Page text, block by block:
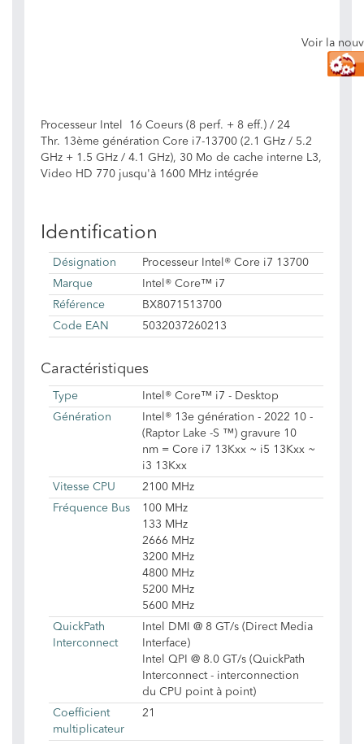
Voir la
Processeur Intel 16 Coeurs (8 perf. + 8 eff.) / 24
Thr. 13ème génération Core i7-13700 (2.1 GHz / 5.2
GHz + 1.5 GHz / 4.1 GHz), 30 Mo de cache interne L3,
Video HD 770 jusqu'à 1600 MHz intégrée
Identification
Désignation
Processeur Intel® Core i7 13700
Marque
Intel® Core™ i7
Référence
BX8071513700
Code EAN
5032037260213
Caractéristiques
Type
Intel® Core™ i7 - Desktop
Génération
Intel® 13e génération - 2022 10 -
(Raptor Lake -S ™) gravure 10
nm = Core i7 13Kxx ~ i5 13Kxx ~
i3 13Kxx
Vitesse CPU
2100 MHz
Fréquence Bus
100 MHz
133 MHz
2666 MHz
3200 MHz
4800 MHz
5200 MHz
5600 MHz
QuickPath
Interconnect
Intel DMI @ 8 GT/s (Direct Media
Interface)
Intel QPI @ 8.0 GT/s (QuickPath
Interconnect - interconnection
du CPU point à point)
Coefficient
multiplicateur
21